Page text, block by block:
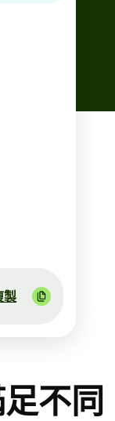
製
不同